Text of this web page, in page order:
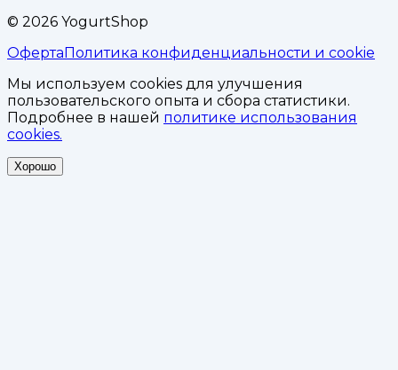
© 2026 YogurtShop
ОфертаПолитика конфиденциальности и cookie
Мы используем cookies для улучшения
пользовательского опыта и сбора статистики.
Подробнее в нашей политике использования
cookies.
Хорошо